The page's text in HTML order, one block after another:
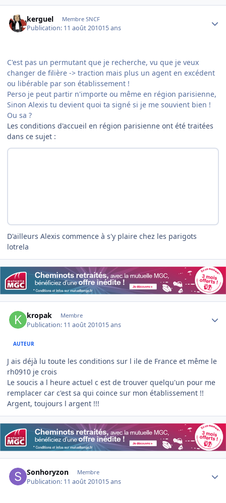
kerguel Membre SNCF
Publication: 11 août 201015 ans
C'est pas un permutant que je recherche, vu que je veux
changer de filière -> traction mais plus un agent en excédent
ou libérable par son établissement !
Perso je peut partir n'importe ou même en région parisienne,
Sinon Alexis tu devient quoi ta signé si je me souvient bien !
Ou sa ?
Les conditions d'accueil en région parisienne ont été traitées
dans ce sujet :
D'ailleurs Alexis commence à s'y plaire chez les parigots
lotrela
kropak Membre
Publication: 11 août 201015 ans
AUTEUR
J ais déjà lu toute les conditions sur l ile de France et même le
rh0910 je crois
Le soucis a l heure actuel c est de trouver quelqu'un pour me
remplacer car c'est sa qui coince sur mon établissement !!
Argent, toujours l argent !!!
Sonhoryzon Membre
Publication: 11 août 201015 ans